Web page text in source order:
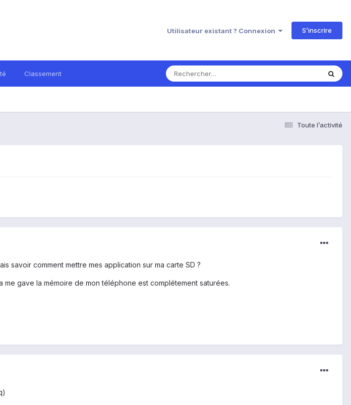
Utilisateur existant ? Connexion S’inscrire
Classement
Toute l’activité
savoir comment mettre mes application sur ma carte SD ?
gave la mémoire de mon téléphone est complétement saturées.